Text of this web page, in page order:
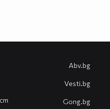
Abv.bg
Vesti.bg
Gong.bg